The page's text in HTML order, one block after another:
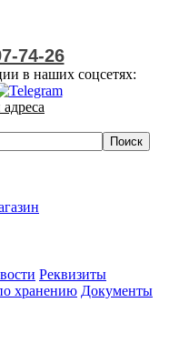
74-26
в наших соцсетях:
Реквизиты
хранению Документы